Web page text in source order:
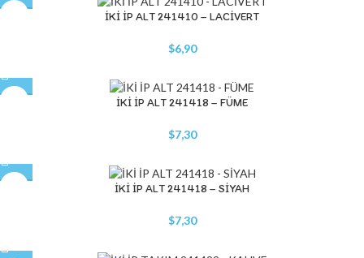
İKİ İP ALT 241410 – LACİVERT
$6,90
İKİ İP ALT 241418 – FÜME
$7,30
İKİ İP ALT 241418 – SİYAH
$7,30